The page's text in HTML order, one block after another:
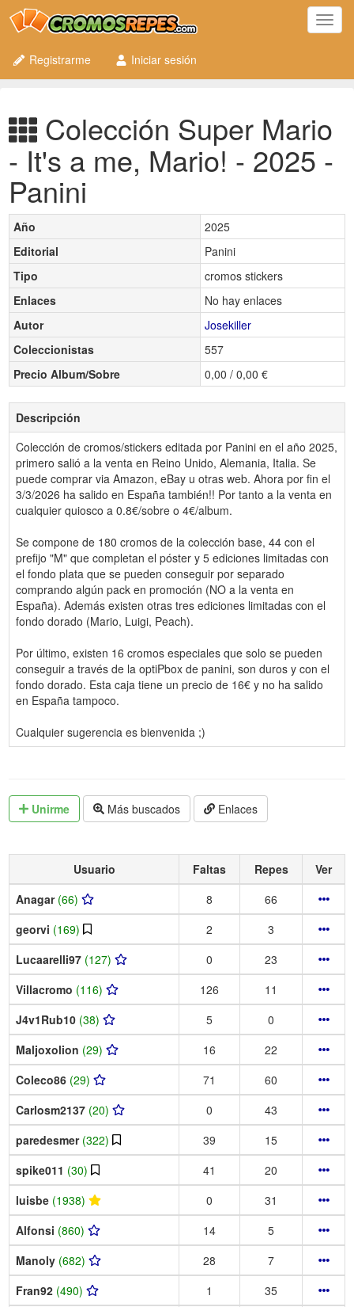
Registrarme
Iniciar sesión
Colección Super Mario
- It's a me, Mario! - 2025 -
Panini
Año
2025
Editorial
Panini
Tipo
cromos stickers
Enlaces
No hay enlaces
Autor
Josekiller
Coleccionistas
557
Precio Album/Sobre
0,00 / 0,00 €
Descripción
Colección de cromos/stickers editada por Panini en el año 2025,
primero salió a la venta en Reino Unido, Alemania, Italia. Se
puede comprar via Amazon, eBay u otras web. Ahora por fin el
3/3/2026 ha salido en España también!! Por tanto a la venta en
cualquier quiosco a 0.8€/sobre o 4€/album.
Se compone de 180 cromos de la colección base, 44 con el
prefijo "M" que completan el póster y 5 ediciones limitadas con
el fondo plata que se pueden conseguir por separado
comprando algún pack en promoción (NO a la venta en
España). Además existen otras tres ediciones limitadas con el
fondo dorado (Mario, Luigi, Peach).
Por último, existen 16 cromos especiales que solo se pueden
conseguir a través de la optiPbox de panini, son duros y con el
fondo dorado. Esta caja tiene un precio de 16€ y no ha salido
en España tampoco.
Cualquier sugerencia es bienvenida ;)
Unirme Más buscados Enlaces
Usuario Faltas Repes
Ver
Anagar (66) 8
66
georvi (169) 2
3
Lucaarelli97 (127) 0
23
Villacromo (116) 126
11
J4v1Rub10 (38) 5
0
Maljoxolion (29) 16
22
Coleco86 (29) 71
60
Carlosm2137 (20) 0
43
paredesmer (322) 39
15
spike011 (30) 41
20
luisbe (1938) 0
31
Alfonsi (860) 14
5
Manoly (682) 28
7
Fran92 (490) 1
35